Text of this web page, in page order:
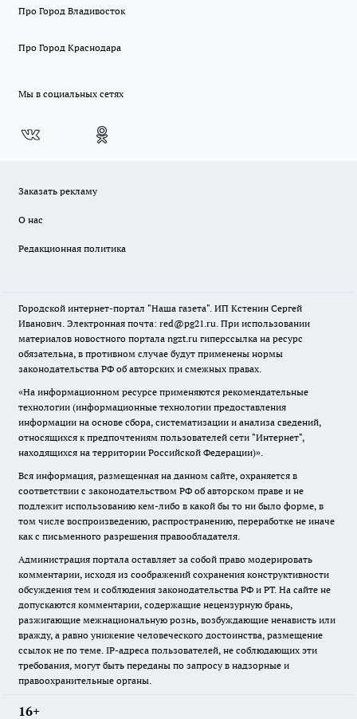
Про Город Владивосток
Про Город Краснодара
Мы в социальных сетях
Заказать рекламу
О нас
Редакционная политика
Городской интернет-портал "Наша газета". ИП Кстенин Сергей
Иванович. Электронная почта: red@pg21.ru. При использовании
материалов новостного портала ngzt.ru гиперссылка на ресурс
обязательна, в противном случае будут применены нормы
законодательства РФ об авторских и смежных правах.
«На информационном ресурсе применяются рекомендательные
технологии (информационные технологии предоставления
информации на основе сбора, систематизации и анализа сведений,
относящихся к предпочтениям пользователей сети "Интернет",
находящихся на территории Российской Федерации)».
Вся информация, размещенная на данном сайте, охраняется в
соответствии с законодательством РФ об авторском праве и не
подлежит использованию кем-либо в какой бы то ни было форме, в
том числе воспроизведению, распространению, переработке не иначе
как с письменного разрешения правообладателя.
Администрация портала оставляет за собой право модерировать
комментарии, исходя из соображений сохранения конструктивности
обсуждения тем и соблюдения законодательства РФ и РТ. На сайте не
допускаются комментарии, содержащие нецензурную брань,
разжигающие межнациональную рознь, возбуждающие ненависть или
вражду, а равно унижение человеческого достоинства, размещение
ссылок не по теме. IP-адреса пользователей, не соблюдающих эти
требования, могут быть переданы по запросу в надзорные и
правоохранительные органы.
16+